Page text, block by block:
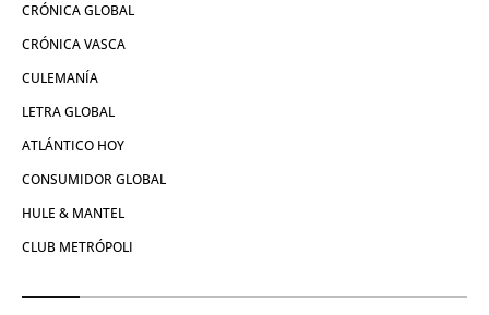
CRÓNICA GLOBAL
CRÓNICA VASCA
CULEMANÍA
LETRA GLOBAL
ATLÁNTICO HOY
CONSUMIDOR GLOBAL
HULE & MANTEL
CLUB METRÓPOLI